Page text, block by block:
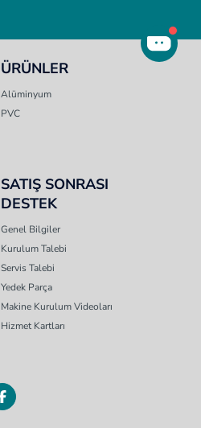
ÜRÜNLER
Alüminyum
PVC
SATIŞ SONRASI
DESTEK
Genel Bilgiler
Kurulum Talebi
Servis Talebi
Yedek Parça
Makine Kurulum Videoları
Hizmet Kartları